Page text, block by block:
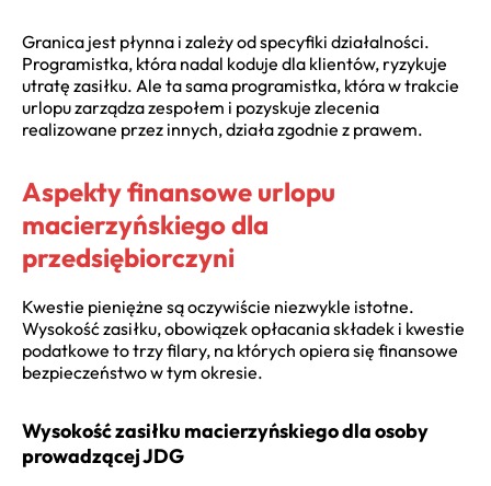
Granica jest płynna i zależy od specyfiki działalności.
Programistka, która nadal koduje dla klientów, ryzykuje
utratę zasiłku. Ale ta sama programistka, która w trakcie
urlopu zarządza zespołem i pozyskuje zlecenia
realizowane przez innych, działa zgodnie z prawem.
Aspekty finansowe urlopu
macierzyńskiego dla
przedsiębiorczyni
Kwestie pieniężne są oczywiście niezwykle istotne.
Wysokość zasiłku, obowiązek opłacania składek i kwestie
podatkowe to trzy filary, na których opiera się finansowe
bezpieczeństwo w tym okresie.
Wysokość zasiłku macierzyńskiego dla osoby
prowadzącej JDG